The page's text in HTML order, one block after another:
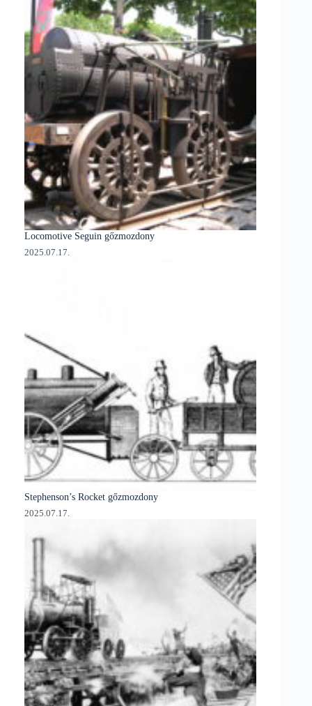
Locomotive Seguin gőzmozdony
2025.07.17.
Stephenson’s Rocket gőzmozdony
2025.07.17.